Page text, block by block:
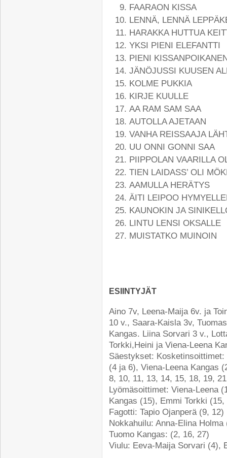
FAARAON KISSA
LENNÄ, LENNÄ
HARAKKA HUTTUA
YKSI PIENI ELEFANTTI
PIENI
JÄNÖJUSSI KUUSEN
KOLME PUKKIA
KIRJE KUULLE
AA RAM SAM SAA
AUTOLLA AJETAAN
VANHA REISSAAJA
UU ONNI GONNI SAA
PIIPPOLAN VAARILLA
TIEN LAIDASS’ OLI
AAMULLA HERÄTYS
ÄITI LEIPOO
KAUNOKIN JA
LINTU LENSI OKSALLE
MUISTATKO MUINOIN
esiintyjät
Aino 7v, Leena-Maija 6v. ja
10 v., Saara-Kaisla 3v,
Kangas. Liina Sorvari 3 v.,
Torkki,Heini ja Viena-Leena
Säestykset:
(4 ja 6), Viena-Leena Kangas
8, 10, 11, 13, 14, 15, 18, 19,
Lyömäsoittimet: Viena-Leena
Kangas (15), Emmi Torkki (15,
Fagotti: Tapio Ojanperä (9,
Nokkahuilu: Anna-Elina
Tuomo Kangas: (2, 16, 27)
Viulu: Eeva-Maija Sorvari (4),